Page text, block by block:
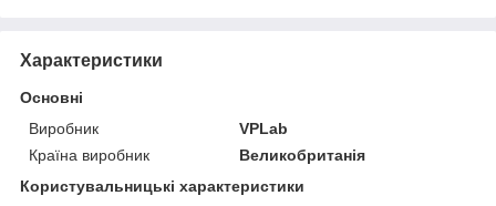
Характеристики
Основні
Виробник
VPLab
Країна виробник
Великобританія
Користувальницькі характеристики